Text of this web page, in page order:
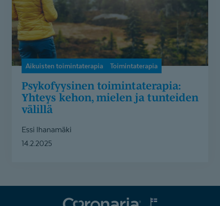
tunteiden
välillä
Aikuisten toimintaterapia Toimintaterapia
Psykofyysinen toimintate­rapia:
Yhteys kehon, mielen ja tunteiden
välillä
Essi Ihanamäki
14.2.2025